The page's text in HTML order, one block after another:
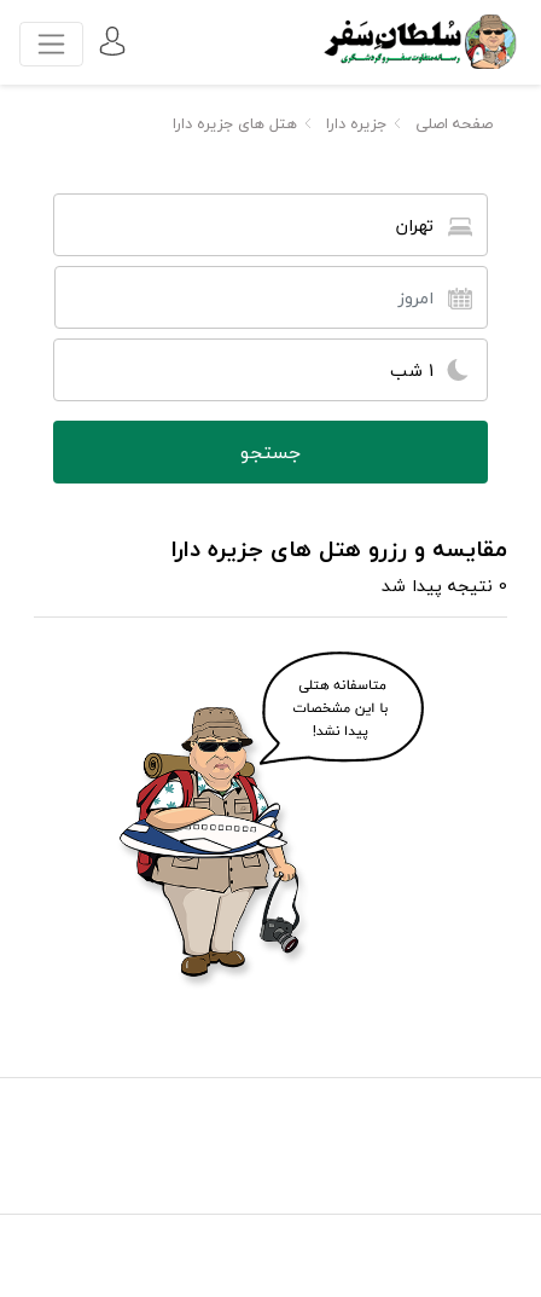
صفحه اصلی جزیره دارا هتل های جزیره دارا
تهران
1 شب
مقایسه و رزرو هتل های جزیره دارا
0 نتیجه پیدا شد